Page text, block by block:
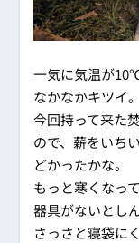
一気に気温が
なかなかキツイ。
今回持って来た
ので、薪をいち
どかったかな。
もっと寒くなっ
器具がないとし
さっさと寝袋に